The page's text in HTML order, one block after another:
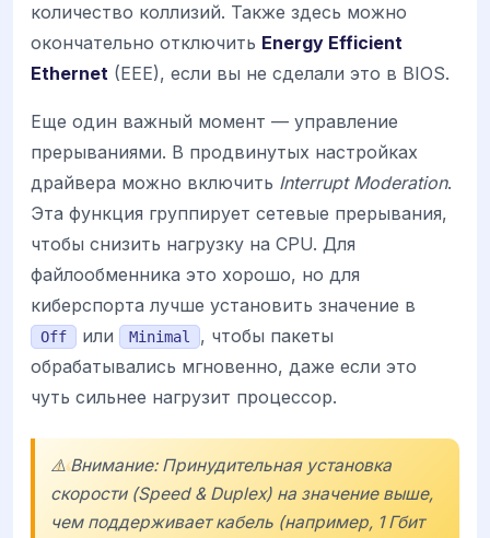
количество коллизий. Также здесь можно
окончательно отключить Energy Efficient
Ethernet (EEE), если вы не сделали это в BIOS.
Еще один важный момент — управление
прерываниями. В продвинутых настройках
драйвера можно включить Interrupt Moderation.
Эта функция группирует сетевые прерывания,
чтобы снизить нагрузку на CPU. Для
файлообменника это хорошо, но для
киберспорта лучше установить значение в
Off или Minimal
, чтобы пакеты
обрабатывались мгновенно, даже если это
чуть сильнее нагрузит процессор.
⚠️ Внимание: Принудительная установка
скорости (Speed & Duplex) на значение выше,
чем поддерживает кабель (например, 1 Гбит